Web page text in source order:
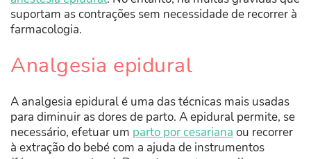
suportam as contrações sem necessidade de recorrer à
farmacologia.
Analgesia epidural
A analgesia epidural é uma das técnicas mais usadas
para diminuir as dores de parto. A epidural permite, se
necessário, efetuar um parto por cesariana ou recorrer
à extração do bebé com a ajuda de instrumentos